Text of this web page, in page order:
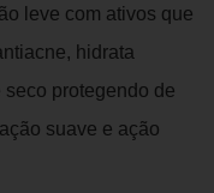
leve com ativos que
hidrata
protegendo de
suave e ação